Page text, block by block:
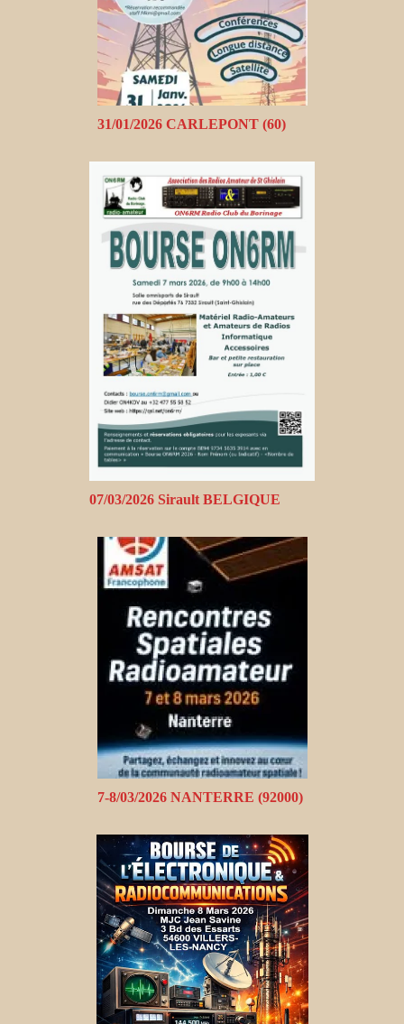
31/01/2026 CARLEPONT (60)
07/03/2026 Sirault BELGIQUE
7-8/03/2026 NANTERRE (92000)